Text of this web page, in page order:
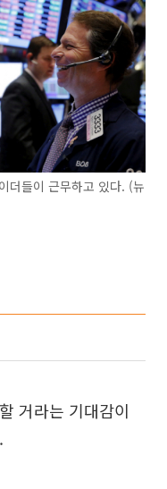
더들이 근무하고 있다. (뉴
거라는 기대감이